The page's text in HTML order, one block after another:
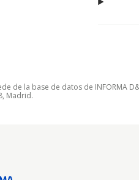
de la base de datos de INFORMA
Madrid.